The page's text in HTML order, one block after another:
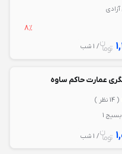
8%
/ 1 شب
عمارت حاکم ساوه
( 14 نظر )
1
/ 1 شب